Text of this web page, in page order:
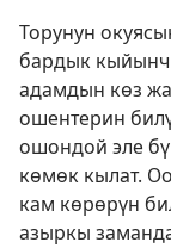
Торунун
бардык
адамдын көз
ошентерин
ошондой эле
көмөк кылат.
кам көрөрүн
азыркы